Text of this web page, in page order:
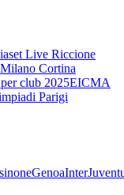
Live Riccione
Cortina
club 2025EICMA
Parigi
GenoaInter